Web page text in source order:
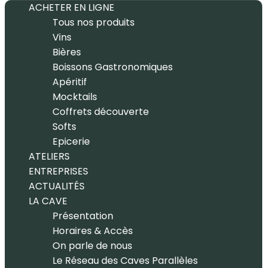
ACHETER EN LIGNE
Tous nos produits
Vins
Bières
Boissons Gastronomiques
Apéritif
Mocktails
Coffrets découverte
Softs
Epicerie
ATELIERS
ENTREPRISES
ACTUALITÉS
LA CAVE
Présentation
Horaires & Accès
On parle de nous
Le Réseau des Caves Parallèles